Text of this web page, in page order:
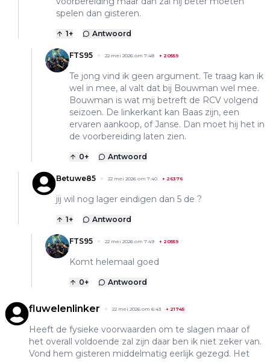
spelen dan gisteren.
1+ Antwoord
FTS95 22 mei 2026 om 7:48 + 20559
Te jong vind ik geen argument. Te traag kan ik
wel in mee, al valt dat bij Bouwman wel mee.
Bouwman is wat mij betreft de RCV volgend
seizoen. De linkerkant kan Baas zijn, een
ervaren aankoop, of Janse. Dan moet hij het in
de voorbereiding laten zien.
0+ Antwoord
Betuwe85 22 mei 2026 om 7:40 + 26376
jij wil nog lager eindigen dan 5 de ?
1+ Antwoord
FTS95 22 mei 2026 om 7:49 + 20559
Komt helemaal goed
0+ Antwoord
fluwelenlinker 22 mei 2026 om 6:43 + 21745
Heeft de fysieke voorwaarden om te slagen maar of
het overall voldoende zal zijn daar ben ik niet zeker van.
Vond hem gisteren middelmatig eerlijk gezegd. Het